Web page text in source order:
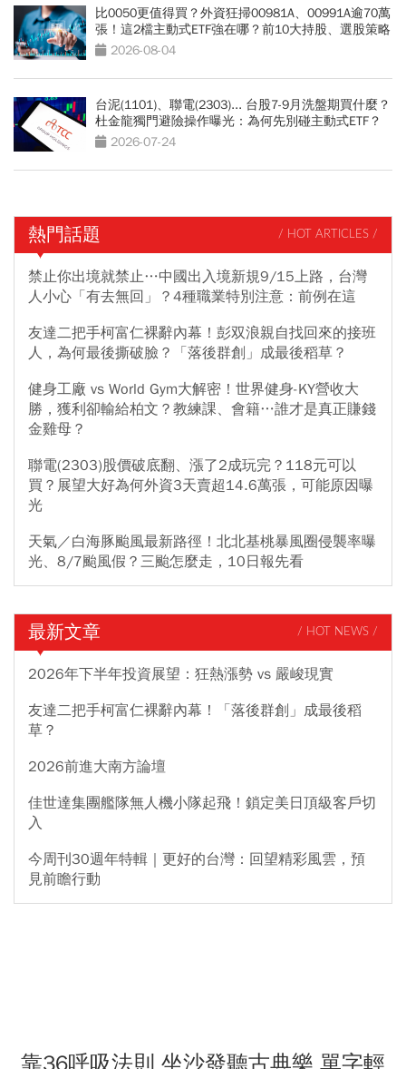
比0050更值得買？外資狂掃00981A、00991A逾70萬
張！這2檔主動式ETF強在哪？前10大持股、選股策略
PK：短線暴賺選它
2026-08-04
台泥(1101)、聯電(2303)... 台股7-9月洗盤期買什麼？
杜金龍獨門避險操作曝光：為何先別碰主動式ETF？
2026-07-24
熱門話題 / HOT ARTICLES /
禁止你出境就禁止…中國出入境新規9/15上路，台灣
人小心「有去無回」？4種職業特別注意：前例在這
友達二把手柯富仁裸辭內幕！彭双浪親自找回來的接班
人，為何最後撕破臉？「落後群創」成最後稻草？
健身工廠 vs World Gym大解密！世界健身-KY營收大
勝，獲利卻輸給柏文？教練課、會籍…誰才是真正賺錢
金雞母？
聯電(2303)股價破底翻、漲了2成玩完？118元可以
買？展望大好為何外資3天賣超14.6萬張，可能原因曝
光
天氣／白海豚颱風最新路徑！北北基桃暴風圈侵襲率曝
光、8/7颱風假？三颱怎麼走，10日報先看
最新文章 / HOT NEWS /
2026年下半年投資展望：狂熱漲勢 vs 嚴峻現實
友達二把手柯富仁裸辭內幕！「落後群創」成最後稻
草？
2026前進大南方論壇
佳世達集團艦隊無人機小隊起飛！鎖定美日頂級客戶切
入
今周刊30週年特輯｜更好的台灣：回望精彩風雲，預
見前瞻行動
靠36呼吸法則 坐沙發聽古典樂 單字輕